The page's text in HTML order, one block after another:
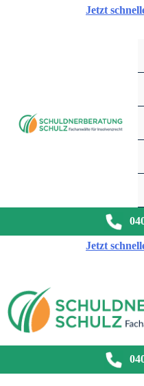
Jetzt
Jetzt